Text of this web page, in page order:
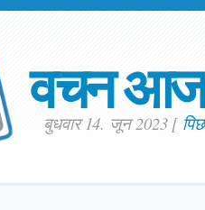
वचन
बुधवार 14. जून 2023 [